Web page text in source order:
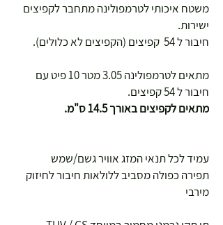
משטח איכותי לטרמפולינה מתחבר לקפיצים
ישירות.
חיבור ל 54 קפיצים (הקפיצים לא כלולים).
​מתאים לטרמפולינה 3.05 מטר 10 פיט עם
חיבור ל 54 קפיצים.
מתאים לקפיצים באורך 14.5 ס"מ.
עמיד לכל תנאי המזג אוויר גשם/שמש
תפירה כפולה מסביב ללולאות חיבור לחיזוק
מירבי